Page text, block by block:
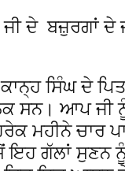
ਦੇ ਬਜ਼ੁਰਗਾਂ ਦੇ
ਸਿੰਘ ਦੇ
ਸਨ। ਆਪ ਜੀ ਨੂੰ
ਮਹੀਨੇ ਚਾਰ
ਇਹ ਗੱਲਾਂ ਸੁਣਨ